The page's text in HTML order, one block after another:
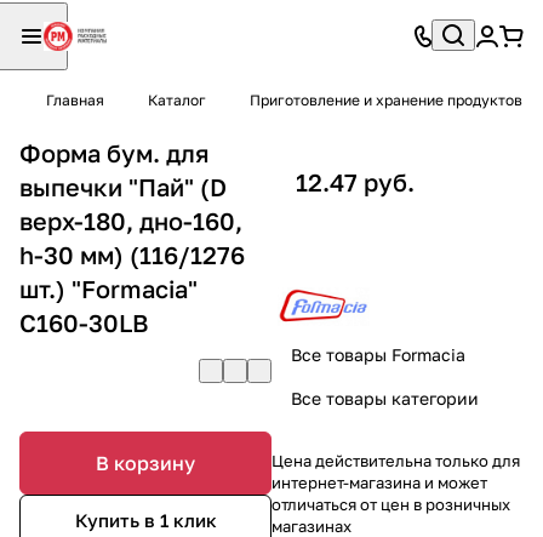
Главная Каталог Приготовление и хранение продуктов
Форма бум. для
выпечки "Пай" (D
верх-180, дно-160,
h-30 мм) (116/1276
шт.) "Formacia"
С160-30LB
В корзину
Купить в 1 клик
12.47 руб.
Все товары Formacia
Все товары категории
Цена действительна только для
интернет-магазина и может
отличаться от цен в розничных
магазинах